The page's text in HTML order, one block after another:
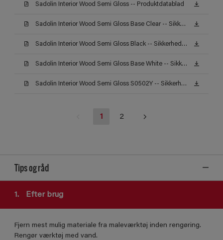
Sadolin Interior Wood Semi Gloss -- Produktdatablad
Sadolin Interior Wood Semi Gloss Base Clear -- Sikkerhedsdatablad
Sadolin Interior Wood Semi Gloss Black -- Sikkerhedsdatablad
Sadolin Interior Wood Semi Gloss Base White -- Sikkerhedsdatablad
Sadolin Interior Wood Semi Gloss S0502Y -- Sikkerhedsdatablad
1 2
Tips og råd
1. Efter brug
Fjern mest mulig materiale fra maleværktøj inden rengøring.
Rengør værktøj med vand.